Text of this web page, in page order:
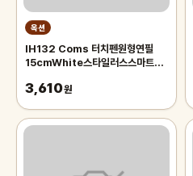
옥션
IH132 Coms 터치펜원형연필
15cmWhite스타일러스스마트폰
3,610원